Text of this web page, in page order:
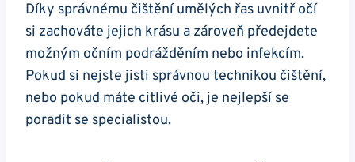
Díky správnému čištění umělých řas uvnitř očí
si zachováte jejich krásu a zároveň předejdete
možným očním podrážděním nebo infekcím.
Pokud si nejste jisti správnou technikou čištění,
nebo pokud máte citlivé oči, je nejlepší se
poradit se specialistou.